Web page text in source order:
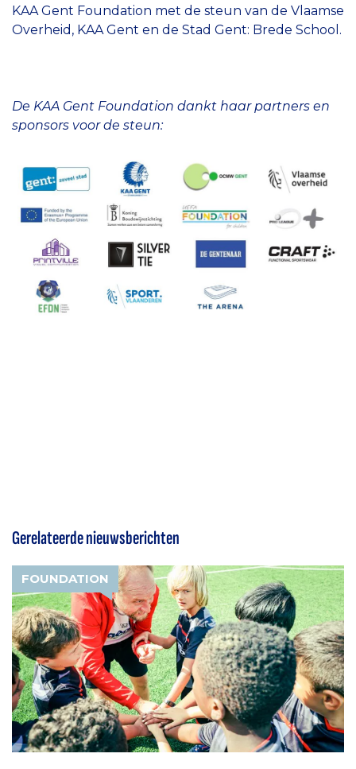
KAA Gent Foundation met de steun van de Vlaamse
Overheid, KAA Gent en de Stad Gent: Brede School.
De KAA Gent Foundation dankt haar partners en
sponsors voor de steun:
Gerelateerde nieuwsberichten
FOUNDATION